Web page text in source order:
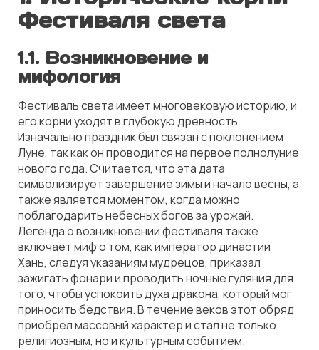
Фестиваля света
1.1. Возникновение и
мифология
Фестиваль света имеет многовековую историю, и
его корни уходят в глубокую древность.
Изначально праздник был связан с поклонением
Луне, так как он проводится на первое полнолуние
нового года. Считается, что эта дата
символизирует завершение зимы и начало весны, а
также является моментом, когда можно
поблагодарить небесных богов за урожай.
Легенда о возникновении фестиваля также
включает миф о том, как император династии
Хань, следуя указаниям мудрецов, приказал
зажигать фонари и проводить ночные гуляния для
того, чтобы успокоить духа дракона, который мог
приносить бедствия. В течение веков этот обряд
приобрел массовый характер и стал не только
религиозным, но и культурным событием.